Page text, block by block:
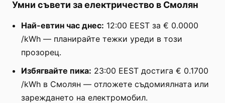
Умни съвети за електричество в Смолян
Най-евтин час днес: 12:00 EEST за € 0.0000
/kWh — планирайте тежки уреди в този
прозорец.
Избягвайте пика: 23:00 EEST достига € 0.1700
/kWh в Смолян — отложете съдомиялната или
зареждането на електромобил.